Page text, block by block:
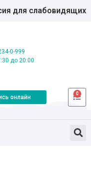
для слабовидящих
0-999
до 20:00
онлайн
0